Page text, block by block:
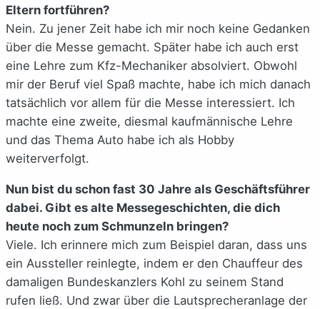
Eltern fortführen?
Nein. Zu jener Zeit habe ich mir noch keine Gedanken
über die Messe gemacht. Später habe ich auch erst
eine Lehre zum Kfz-Mechaniker absolviert. Obwohl
mir der Beruf viel Spaß machte, habe ich mich danach
tatsächlich vor allem für die Messe interessiert. Ich
machte eine zweite, diesmal kaufmännische Lehre
und das Thema Auto habe ich als Hobby
weiterverfolgt.
Nun bist du schon fast 30 Jahre als Geschäftsführer
dabei. Gibt es alte Messegeschichten, die dich
heute noch zum Schmunzeln bringen?
Viele. Ich erinnere mich zum Beispiel daran, dass uns
ein Aussteller reinlegte, indem er den Chauffeur des
damaligen Bundeskanzlers Kohl zu seinem Stand
rufen ließ. Und zwar über die Lautsprecheranlage der